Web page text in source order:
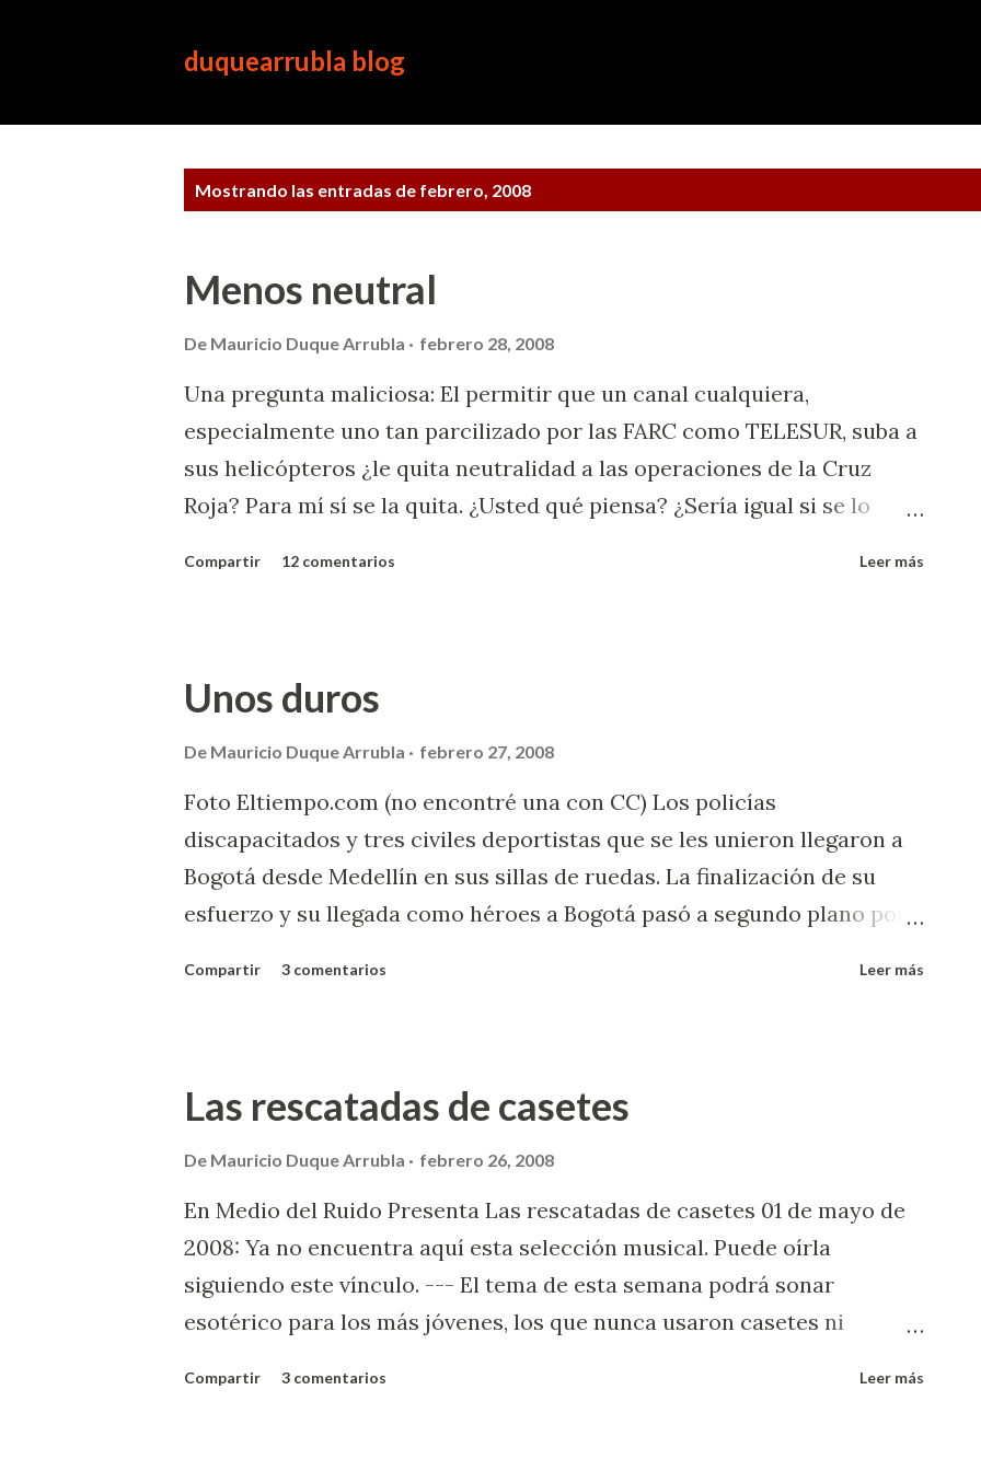
duquearrubla blog
Mostrando las entradas de febrero, 2008
Menos neutral
De Mauricio Duque Arrubla febrero 28, 2008
Una pregunta maliciosa: El permitir que un canal cualquiera,
especialmente uno tan parcilizado por las FARC como TELESUR, suba a
sus helicópteros ¿le quita neutralidad a las operaciones de la Cruz
Roja? Para mí sí se la quita. ¿Usted qué piensa? ¿Sería igual si se lo
Compartir 12 comentarios Leer más
Unos duros
De Mauricio Duque Arrubla febrero 27, 2008
Foto Eltiempo.com (no encontré una con CC) Los policías
discapacitados y tres civiles deportistas que se les unieron llegaron a
Bogotá desde Medellín en sus sillas de ruedas. La finalización de su
esfuerzo y su llegada como héroes a Bogotá pasó a segundo plano por
Compartir 3 comentarios Leer más
Las rescatadas de casetes
De Mauricio Duque Arrubla febrero 26, 2008
En Medio del Ruido Presenta Las rescatadas de casetes 01 de mayo de
2008: Ya no encuentra aquí esta selección musical. Puede oírla
siguiendo este vínculo. --- El tema de esta semana podrá sonar
esotérico para los más jóvenes, los que nunca usaron casetes ni
Compartir 3 comentarios Leer más